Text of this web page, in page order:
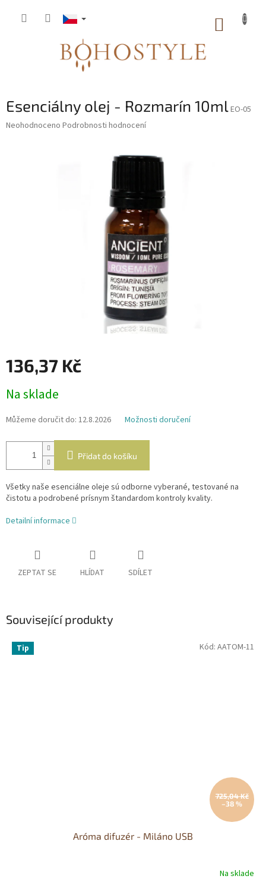
Esenciálny olej - Rozmarín 10mlEO-05
Průměrné
Neohodnoceno Podrobnosti hodnocení
136,37 Kč
cena:
Na sklade
Můžeme doručit do: 12.8.2026 Možnosti doručení
Přidat do košíku
Všetky naše esenciálne oleje sú odborne vyberané, testované na
čistotu a podrobené prísnym štandardom kontroly kvality.
Detailní informace
ZEPTAT SE HLÍDAT SDÍLET
Související produkty
Tip
725,04 Kč
–38 %
Aróma difuzér - Miláno USB
Na sklade
Kód: AATOM-11